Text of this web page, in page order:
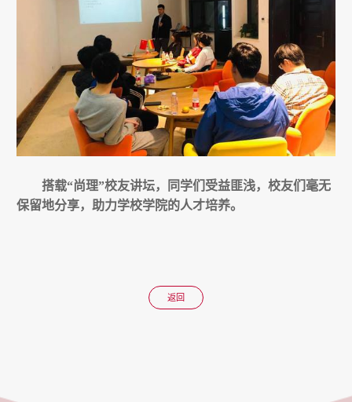
搭载“尚理”校友讲坛，同学们受益匪浅，校友们毫无
保留地分享，助力学校学院的人才培养。
返回